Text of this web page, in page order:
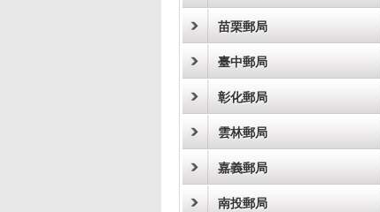
苗栗郵局
臺中郵局
彰化郵局
雲林郵局
嘉義郵局
南投郵局